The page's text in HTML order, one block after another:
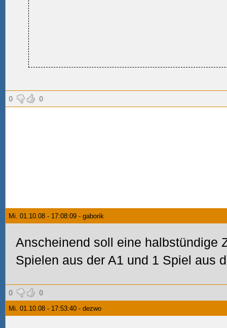
0 0
Mi. 01.10.08 - 17:08:09 - gaborik
Anscheinend soll eine halbstündige
Spielen aus der A1 und 1 Spiel aus
0 0
Mi. 01.10.08 - 17:53:40 - dezwo